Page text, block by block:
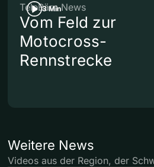
3 Min
TeleBärn News
Vom Feld zur
Motocross-
Rennstrecke
Weitere News
Videos aus der Region, der